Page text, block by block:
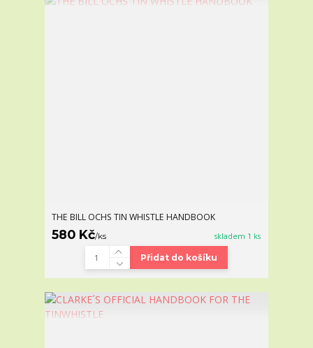
THE BILL OCHS TIN WHISTLE HANDBOOK
580 Kč/ks skladem 1 ks
Přidat do košíku